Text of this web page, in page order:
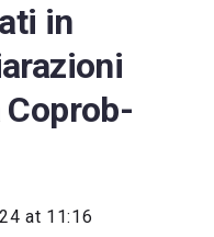
in
Coprob-
at 11:16